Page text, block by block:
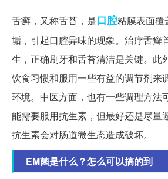
舌癣，又称舌苔，是口腔粘膜表面覆
垢，引起口腔异味的现象。治疗舌癣
生，正确刷牙和舌苔清洁是关键。此
饮食习惯和服用一些有益的调节剂来
环境。中医方面，也有一些调理方法
能需要服用抗生素，但最好还是尽量
抗生素会对肠道微生态造成破坏。
EM菌是什么？怎么可以搞的到